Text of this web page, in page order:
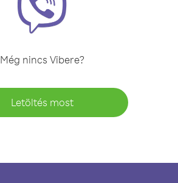
Még nincs Vibere?
Letöltés most